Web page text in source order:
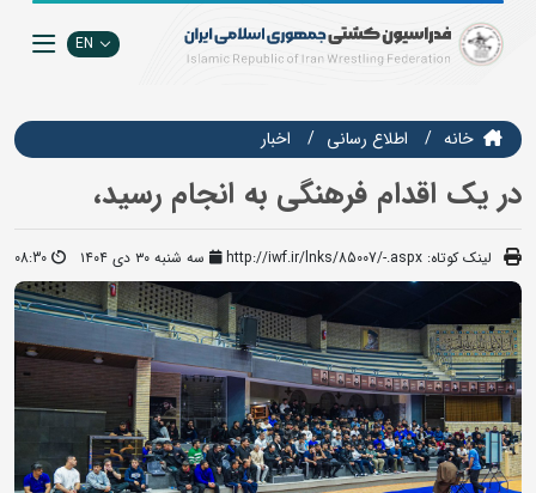
EN
خانه اطلاع رسانی اخبار
در یک اقدام فرهنگی به انجام رسید،
لینک کوتاه: http://iwf.ir/lnks/85007/-.aspx سه شنبه ۳۰ دی ۱۴۰۴ 08:30